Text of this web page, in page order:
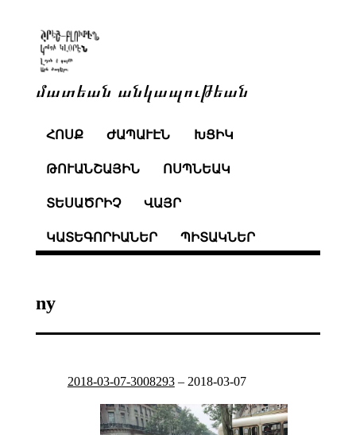
մատեան անկապութեան
ՀՈՍՔ ԺԱՊԱՒԷՆ ԽՑԻԿ
ԹՈՒԱՆՇԱՅԻՆ ՈՍՊՆԵԱԿ
ՏԵՍԱԾՐԻՉ ՎԱՅՐ
ԿԱՏԵԳՈՐԻԱՆԵՐ ՊԻՏԱԿՆԵՐ
ny
2018-03-07-3008293– 2018-03-07